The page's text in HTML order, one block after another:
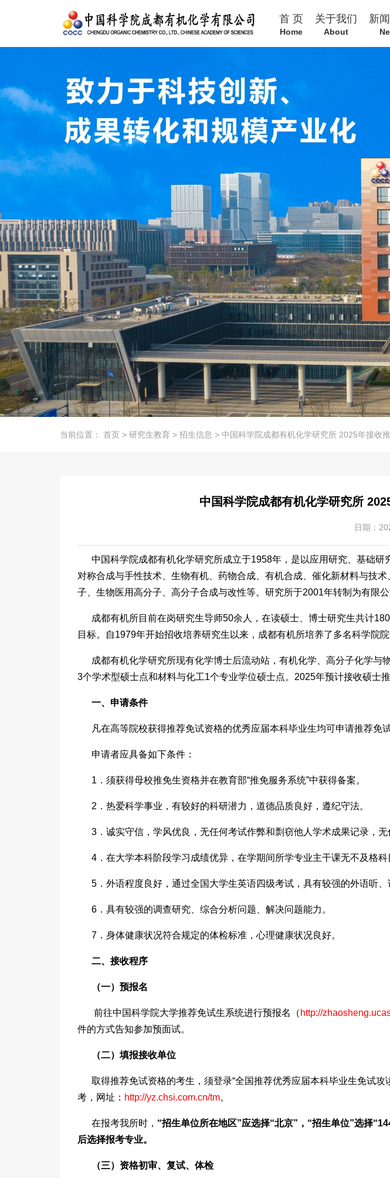
首 页
Home
关于我们
About
新
当前位置： 首页 > 研究生教育 > 招生信息 > 中国科学院成都有机化学研究所 2025年接收
中国科学院成都有机化学研究所
日期：
中国科学院成都有机化学研究所成立于1958年，是以应用研究、基础
对称合成与手性技术、生物有机、药物合成、有机合成、催化新材料与技
子、生物医用高分子、高分子合成与改性等。研究所于2001年转制为有限
成都有机所目前在岗研究生导师50余人，在读硕士、博士研究生共计
目标。自1979年开始招收培养研究生以来，成都有机所培养了多名科学院
成都有机化学研究所现有化学博士后流动站，有机化学、高分子化学
3个学术型硕士点和材料与化工1个专业学位硕士点。2025年预计接收硕士
一、申请条件
凡在高等院校获得推荐免试资格的优秀应届本科毕业生均可申请推荐免
申请者应具备如下条件：
1．须获得母校推免生资格并在教育部“推免服务系统”中获得备案。
2．热爱科学事业，有较好的科研潜力，道德品质良好，遵纪守法。
3．诚实守信，学风优良，无任何考试作弊和剽窃他人学术成果记录，无
4．在大学本科阶段学习成绩优异，在学期间所学专业主干课无不及格科
5．外语程度良好，通过全国大学生英语四级考试，具有较强的外语听、
6．具有较强的调查研究、综合分析问题、解决问题能力。
7．身体健康状况符合规定的体检标准，心理健康状况良好。
二、接收程序
（一）预报名
前往中国科学院大学推荐免试生系统进行预报名（ http://
件的方式告知参加预面试。
（二）填报接收单位
取得推荐免试资格的考生，须登录“全国推荐优秀应届本科毕业生免试
考，网址： http://yz.chsi.com.cn/tm。
在报考我所时， “招生单位所在地区”应选择“北京”，“招生单位”选择
后选择报考专业。
（三）资格初审、复试、体检